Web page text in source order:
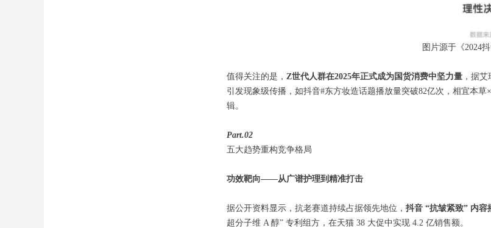
图片源于《2024
值得关注的是， Z世代人群在2025年正式成为国货消费中坚力量 ，据
引发现象级传播，如抖音#东方妆造话题播放量突破82亿次，相宜本
辑。
Part.02
五大趋势重构竞争格局
功效靶向——从广谱护理到精准打击
据公开资料显示，抗老赛道持续占据领先地位， 抖音 “抗皱紧致” 内容
超分子维 A 醇” 专利组方，在天猫 38 大促中实现 4.2 亿销售额。